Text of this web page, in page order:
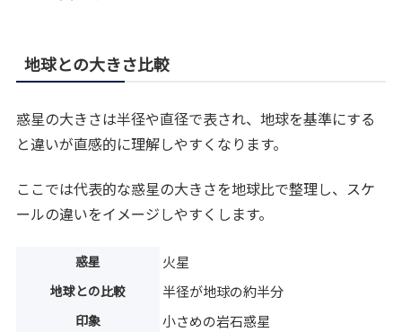
地球との大きさ比較
惑星の大きさは半径や直径で表され、地球を基準にする
と違いが直感的に理解しやすくなります。
ここでは代表的な惑星の大きさを地球比で整理し、スケ
ールの違いをイメージしやすくします。
惑星 火星
地球との比較 半径が地球の約半分
印象 小さめの岩石惑星